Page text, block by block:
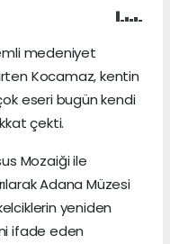
medeniyet
Kocamaz, kentin
eseri bugün kendi
çekti.
Mozaiği ile
Adana Müzesi
yeniden
ifade eden